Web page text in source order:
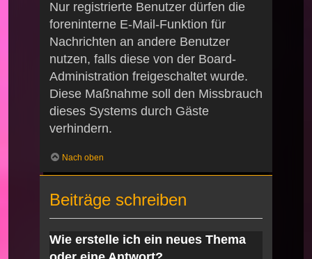
Nur registrierte Benutzer dürfen die
foreninterne E-Mail-Funktion für
Nachrichten an andere Benutzer
nutzen, falls diese von der Board-
Administration freigeschaltet wurde.
Diese Maßnahme soll den Missbrauch
dieses Systems durch Gäste
verhindern.
Nach oben
Beiträge schreiben
Wie erstelle ich ein neues Thema